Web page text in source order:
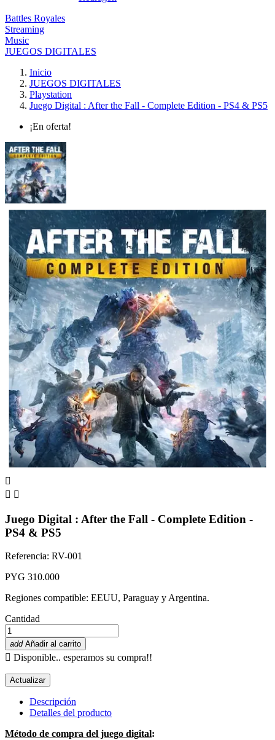
Battles Royales
Streaming
Music
JUEGOS DIGITALES
Inicio
JUEGOS DIGITALES
Playstation
Juego Digital : After the Fall - Complete Edition - PS4 & PS5
¡En oferta!

 
Juego Digital : After the Fall - Complete Edition -
PS4 & PS5
Referencia: RV-001
PYG 310.000
Regiones compatible: EEUU, Paraguay y Argentina.
Cantidad
add Añadir al carrito
 Disponible.. esperamos su compra!!
Descripción
Detalles del producto
Método de compra del juego digital: